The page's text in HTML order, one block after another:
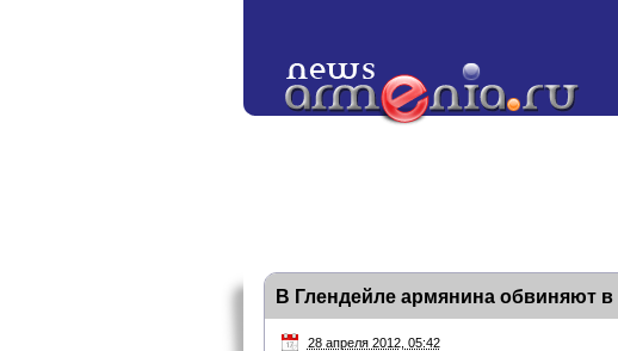
В Глендейле армянина обвиняют
28 апреля 2012, 05:42